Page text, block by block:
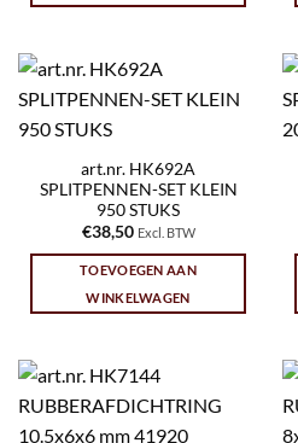
art.nr. HK692A
SPLITPENNEN-SET KLEIN
950 STUKS
€38,50 Excl. BTW
TOEVOEGEN AAN
WINKELWAGEN